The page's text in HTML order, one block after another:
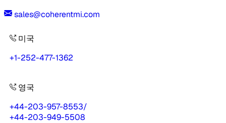
sales@coherentmi.com
미국
+1-252-477-1362
영국
+44-203-957-8553/
+44-203-949-5508